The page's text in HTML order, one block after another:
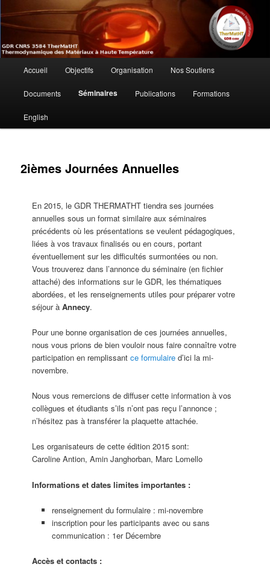
au
contenu
principalGdR TherMatHT –
Thermodynamique des Matériaux à
Haute Température
principal
Accueil Objectifs Organisation Nos Soutiens
Documents Séminaires Publications Formations
English
2ièmes Journées Annuelles
En 2015, le GDR THERMATHT tiendra ses journées
annuelles sous un format similaire aux séminaires
précédents où les présentations se veulent pédagogiques,
liées à vos travaux finalisés ou en cours, portant
éventuellement sur les difficultés surmontées ou non.
Vous trouverez dans l’annonce du séminaire (en fichier
attaché) des informations sur le GDR, les thématiques
abordées, et les renseignements utiles pour préparer votre
séjour àAnnecy.
Pour une bonne organisation de ces journées annuelles,
nous vous prions de bien vouloir nous faire connaître votre
participation en remplissantce formulaire d’ici la mi-
novembre.
Nous vous remercions de diffuser cette information à vos
collègues et étudiants s’ils n’ont pas reçu l’annonce ;
n’hésitez pas à transférer la plaquette attachée.
Les organisateurs de cette édition 2015 sont:
Caroline Antion, Amin Janghorban, Marc Lomello
Informations et dates limites importantes :
renseignement du formulaire : mi-novembre
inscription pour les participants avec ou sans
communication : 1er Décembre
Accès et contacts :